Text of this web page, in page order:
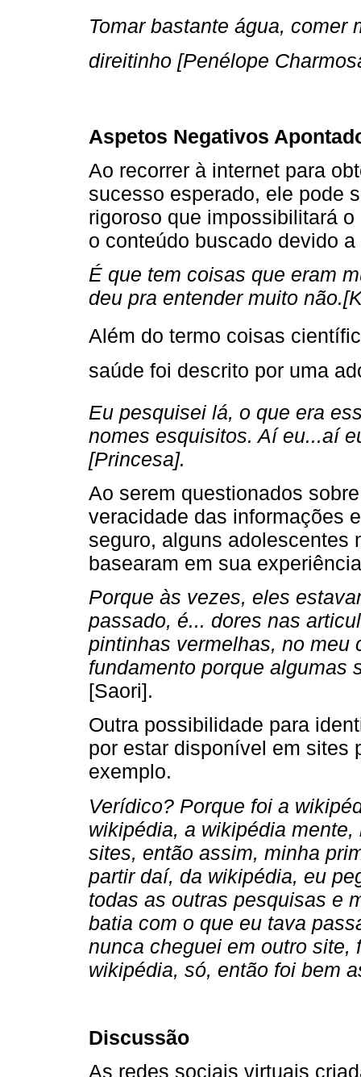
Tomar bastante água,
direitinho [Penélope
Aspetos Negativos
Ao recorrer à internet para
sucesso esperado, ele pode
rigoroso que impossibilitará
o conteúdo buscado devido
É que tem coisas que eram
deu pra entender muito
Além do termo coisas
saúde foi descrito por uma
Eu pesquisei lá, o que era
nomes esquisitos. Aí eu...aí
[Princesa].
Ao serem questionados
veracidade das informações
seguro, alguns adolescentes
basearam em sua
Porque às vezes, eles
passado, é... dores nas
pintinhas vermelhas, no meu
fundamento porque algumas
[Saori].
Outra possibilidade para
por estar disponível em sites
exemplo.
Verídico? Porque foi a
wikipédia, a wikipédia
sites, então assim, minha
partir daí, da wikipédia, eu
todas as outras pesquisas e
batia com o que eu tava
nunca cheguei em outro site,
wikipédia, só, então foi bem
Discussão
As redes sociais virtuais